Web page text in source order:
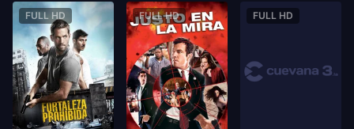
FULL HD FULL HD FULL HD